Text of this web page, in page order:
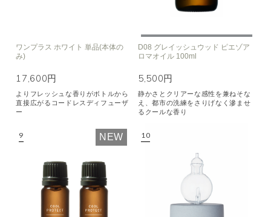
ワンプラス ホワイト 単品(本体の
み)
17,600円
よりフレッシュな香りがボトルから
直接広がるコードレスディフューザ
ー
D08 グレイッシュウッド ピエゾア
ロマオイル 100ml
5,500円
静かさとクリアーな感性を兼ねそな
え、都市の洗練をさりげなく滲ませ
るクールな香り
NEW